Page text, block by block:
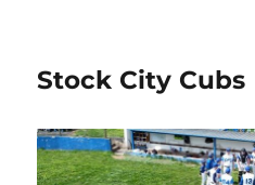
Stock City Cubs